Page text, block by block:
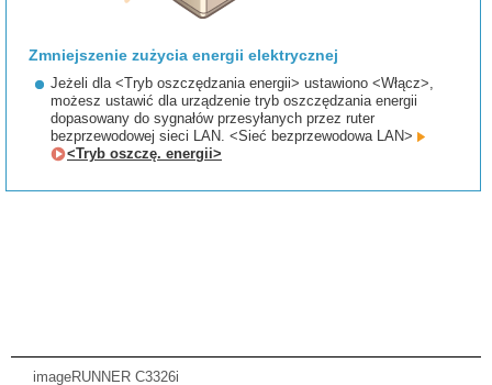
Zmniejszenie zużycia energii elektrycznej
Jeżeli dla <Tryb oszczędzania energii> ustawiono <Włącz>,
możesz ustawić dla urządzenie tryb oszczędzania energii
dopasowany do sygnałów przesyłanych przez ruter
bezprzewodowej sieci LAN. <Sieć bezprzewodowa LAN>
<Tryb oszczę. energii>
imageRUNNER C3326i